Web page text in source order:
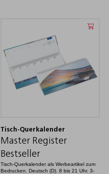
Tisch-Querkalender
Master Register
Bestseller
Tisch-Querkalender als Werbeartikel zum
Bedrucken. Deutsch (D). 8 bis 21 Uhr. 3-